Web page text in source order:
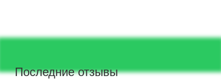
Последние отзывы